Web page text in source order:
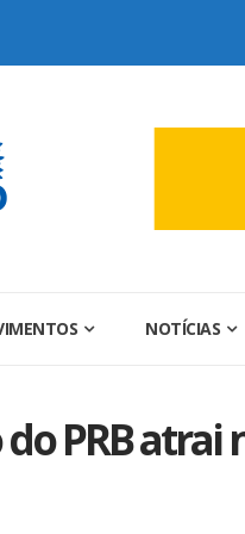
NOTÍCIAS
PRB atrai